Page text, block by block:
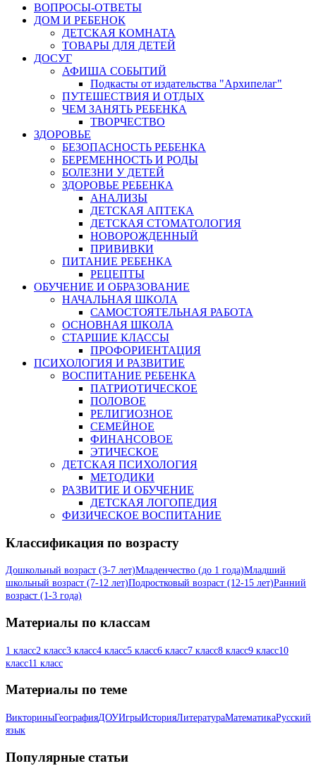
ВОПРОСЫ-ОТВЕТЫ
ДОМ И РЕБЕНОК
ДЕТСКАЯ КОМНАТА
ТОВАРЫ ДЛЯ ДЕТЕЙ
ДОСУГ
АФИША СОБЫТИЙ
Подкасты от издательства "Архипелаг"
ПУТЕШЕСТВИЯ И ОТДЫХ
ЧЕМ ЗАНЯТЬ РЕБЕНКА
ТВОРЧЕСТВО
ЗДОРОВЬЕ
БЕЗОПАСНОСТЬ РЕБЕНКА
БЕРЕМЕННОСТЬ И РОДЫ
БОЛЕЗНИ У ДЕТЕЙ
ЗДОРОВЬЕ РЕБЕНКА
АНАЛИЗЫ
ДЕТСКАЯ АПТЕКА
ДЕТСКАЯ СТОМАТОЛОГИЯ
НОВОРОЖДЕННЫЙ
ПРИВИВКИ
ПИТАНИЕ РЕБЕНКА
РЕЦЕПТЫ
ОБУЧЕНИЕ И ОБРАЗОВАНИЕ
НАЧАЛЬНАЯ ШКОЛА
САМОСТОЯТЕЛЬНАЯ РАБОТА
ОСНОВНАЯ ШКОЛА
СТАРШИЕ КЛАССЫ
ПРОФОРИЕНТАЦИЯ
ПСИХОЛОГИЯ И РАЗВИТИЕ
ВОСПИТАНИЕ РЕБЕНКА
ПАТРИОТИЧЕСКОЕ
ПОЛОВОЕ
РЕЛИГИОЗНОЕ
СЕМЕЙНОЕ
ФИНАНСОВОЕ
ЭТИЧЕСКОЕ
ДЕТСКАЯ ПСИХОЛОГИЯ
МЕТОДИКИ
РАЗВИТИЕ И ОБУЧЕНИЕ
ДЕТСКАЯ ЛОГОПЕДИЯ
ФИЗИЧЕСКОЕ ВОСПИТАНИЕ
Классификация по возрасту
Дошкольный возраст (3-7 лет)Младенчество (до 1 года)Младший
школьный возраст (7-12 лет)Подростковый возраст (12-15 лет)Ранний
возраст (1-3 года)
Материалы по классам
1 класс2 класс3 класс4 класс5 класс6 класс7 класс8 класс9 класс10
класс11 класс
Материалы по теме
ВикториныГеографияДОУИгрыИсторияЛитератураМатематикаРусский
язык
Популярные статьи